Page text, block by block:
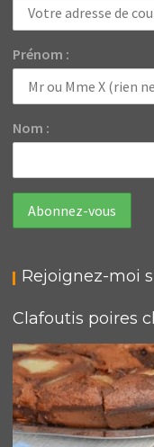
Prénom :
Nom :
Rejoignez-moi
Clafoutis poires